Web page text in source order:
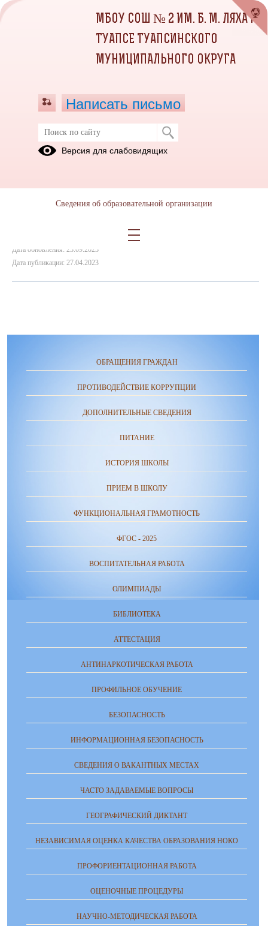
Вакуленко Тимур
Дата обновления: 23.09.2023
Дата публикации: 27.04.2023
ОБРАЩЕНИЯ ГРАЖДАН
ПРОТИВОДЕЙСТВИЕ КОРРУПЦИИ
ДОПОЛНИТЕЛЬНЫЕ СВЕДЕНИЯ
ПИТАНИЕ
ИСТОРИЯ ШКОЛЫ
ПРИЕМ В ШКОЛУ
ФУНКЦИОНАЛЬНАЯ ГРАМОТНОСТЬ
ФГОС - 2025
ВОСПИТАТЕЛЬНАЯ РАБОТА
ОЛИМПИАДЫ
БИБЛИОТЕКА
АТТЕСТАЦИЯ
АНТИНАРКОТИЧЕСКАЯ РАБОТА
ПРОФИЛЬНОЕ ОБУЧЕНИЕ
БЕЗОПАСНОСТЬ
ИНФОРМАЦИОННАЯ БЕЗОПАСНОСТЬ
СВЕДЕНИЯ О ВАКАНТНЫХ МЕСТАХ
ЧАСТО ЗАДАВАЕМЫЕ ВОПРОСЫ
ГЕОГРАФИЧЕСКИЙ ДИКТАНТ
НЕЗАВИСИМАЯ ОЦЕНКА КАЧЕСТВА ОБРАЗОВАНИЯ НОКО
ПРОФОРИЕНТАЦИОННАЯ РАБОТА
ОЦЕНОЧНЫЕ ПРОЦЕДУРЫ
НАУЧНО-МЕТОДИЧЕСКАЯ РАБОТА
МБОУ СОШ № 2 ИМ. Б. М. ЛЯХА Г.
ТУАПСЕ ТУАПСИНСКОГО
МУНИЦИПАЛЬНОГО ОКРУГА
Написать письмо
Версия для слабовидящих
Сведения об образовательной организации